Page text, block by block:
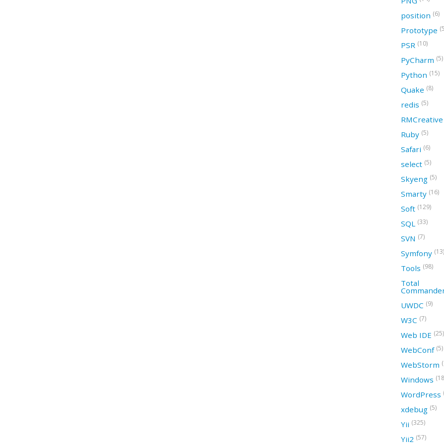
position (6)
Prototype
PSR (10)
PyCharm (5)
Python (15)
Quake (8)
redis (5)
RMCreative
Ruby (5)
Safari (6)
select (5)
Skyeng (5)
Smarty (16)
Soft (129)
SQL (33)
SVN (7)
Symfony (13)
Tools (98)
Total
UWDC (9)
W3C (7)
Web IDE (25)
WebConf (5)
WebStorm
Windows
WordPress
xdebug (5)
Yii (325)
Yii2 (57)